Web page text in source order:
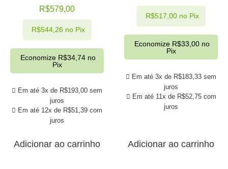
R$579,00
Em até 3x de R$193,00 sem
juros
Em até 12x de R$51,39 com
juros
R$544,26 no Pix
Economize R$34,74 no
Pix
Adicionar ao carrinho
Em até 3x de R$183,33 sem
juros
Em até 11x de R$52,75com
juros
R$517,00 no Pix
Economize R$33,00 no
Pix
Adicionar ao carrinho